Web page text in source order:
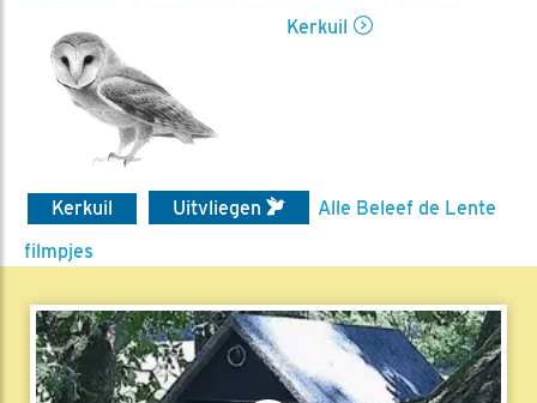
Kerkuil
Kerkuil Uitvliegen
Alle Beleef de Lente
filmpjes